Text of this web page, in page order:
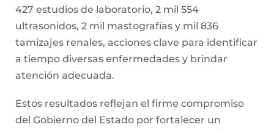
427 estudios de laboratorio, 2 mil 554
ultrasonidos, 2 mil mastografías y mil 836
tamizajes renales, acciones clave para identificar
a tiempo diversas enfermedades y brindar
atención adecuada.
Estos resultados reflejan el firme compromiso
del Gobierno del Estado por fortalecer un